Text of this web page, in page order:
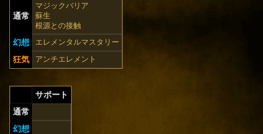
通常
マジックバリア
蘇生
根源との接触
幻想 エレメンタルマスタリー
狂気 アンチエレメント
サポート
通常
幻想